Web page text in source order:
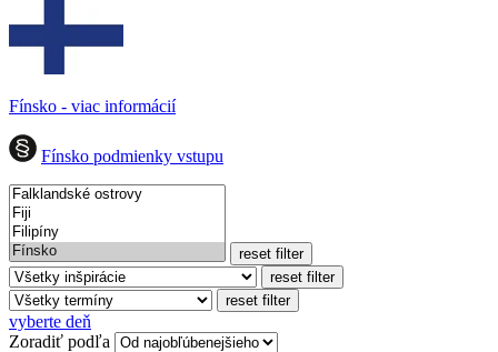
Fínsko - viac informácií
Fínsko podmienky vstupu
reset filter
reset filter
reset filter
vyberte deň
Zoradiť podľa